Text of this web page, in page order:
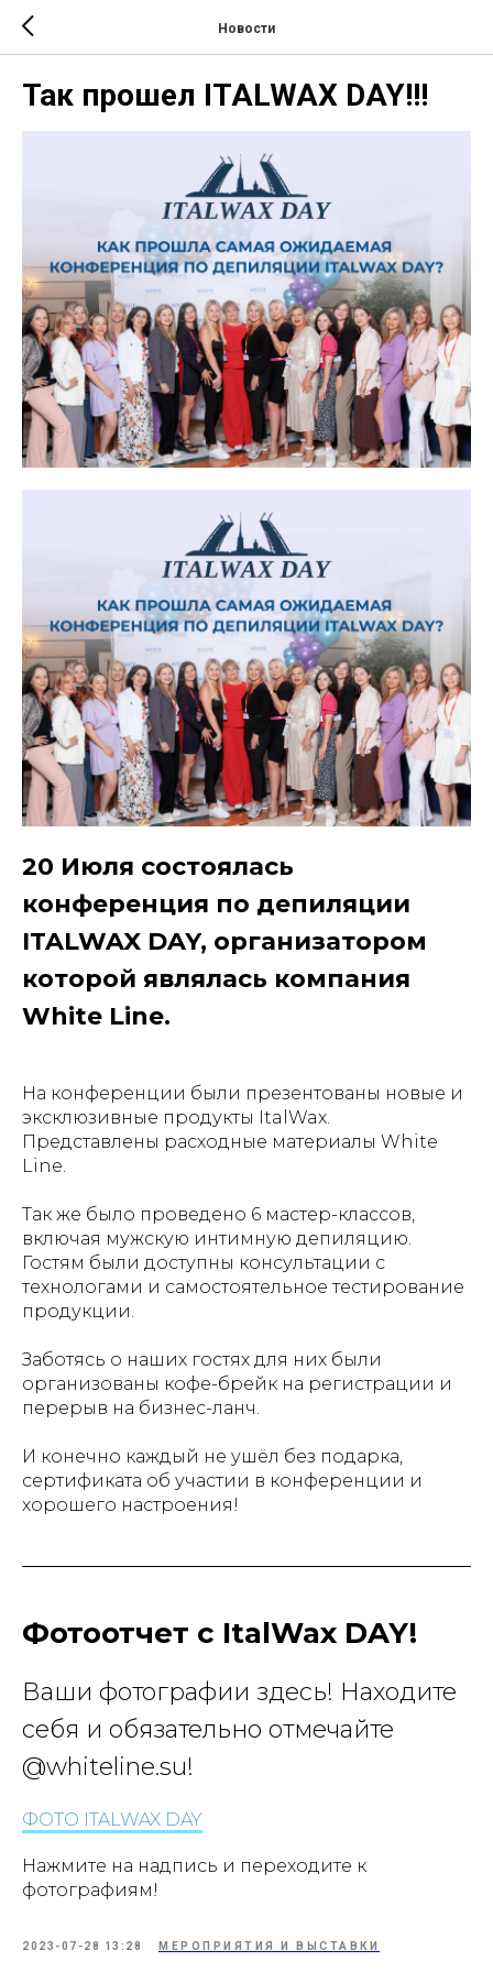
Новости
Так прошел ITALWAX DAY!!!
20 Июля состоялась
конференция по депиляции
ITALWAX DAY, организатором
которой являлась компания
White Line.
На конференции были презентованы новые и
эксклюзивные продукты ItalWax.
Представлены расходные материалы White
Line.
Так же было проведено 6 мастер-классов,
включая мужскую интимную депиляцию.
Гостям были доступны консультации с
технологами и самостоятельное тестирование
продукции.
Заботясь о наших гостях для них были
организованы кофе-брейк на регистрации и
перерыв на бизнес-ланч.
И конечно каждый не ушёл без подарка,
сертификата об участии в конференции и
хорошего настроения!
Фотоотчет с ItalWax DAY!
Ваши фотографии здесь! Находите
себя и обязательно отмечайте
@whiteline.su!
ФОТО ITALWAX DAY
Нажмите на надпись и переходите к
фотографиям!
2023-07-28 13:28 МЕРОПРИЯТИЯ И ВЫСТАВКИ